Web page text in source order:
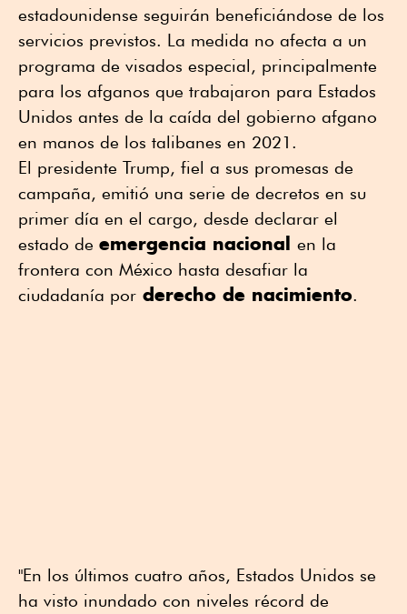
estadounidense seguirán beneficiándose de los
servicios previstos. La medida no afecta a un
programa de visados especial, principalmente
para los afganos que trabajaron para Estados
Unidos antes de la caída del gobierno afgano
en manos de los talibanes en 2021.
El presidente Trump, fiel a sus promesas de
campaña, emitió una serie de decretos en su
primer día en el cargo, desde declarar el
estado de emergencia nacional en la
frontera con México hasta desafiar la
ciudadanía por derecho de nacimiento.
"En los últimos cuatro años, Estados Unidos se
ha visto inundado con niveles récord de